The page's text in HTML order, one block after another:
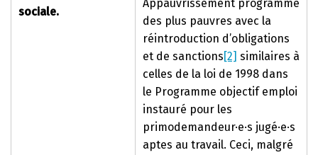
sociale.
Appauvrissement programmé
des plus pauvres avec la
réintroduction d’obligations
et de sanctions [2] similaires à
celles de la loi de 1998 dans
le Programme objectif emploi
instauré pour les
primodemandeur·e·s jugé·e·s
aptes au travail. Ceci, malgré